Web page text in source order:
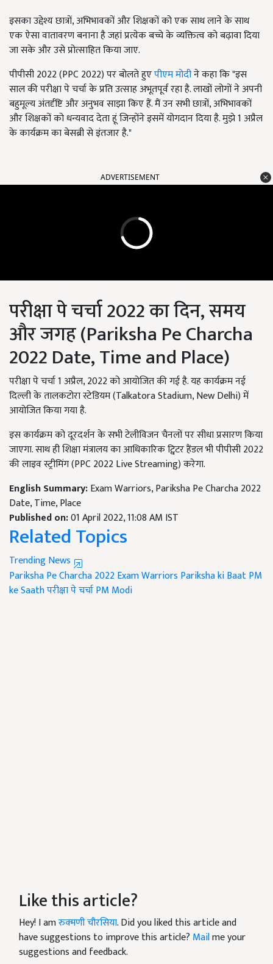
इसका उद्देश्य छात्रों, अभिभावकों और शिक्षकों को एक साथ लाने के साथ
एक ऐसा वातावरण बनाना है जहां प्रत्येक बच्चे के व्यक्तित्व को बढ़ावा दिया
जा सके और उसे प्रोत्साहित किया जाए.
पीपीसी 2022 (PPC 2022) पर बोलते हुएपीएम मोदीने कहा कि "इस
साल की परीक्षा पे चर्चा के प्रति उत्साह अभूतपूर्व रहा है. लाखों लोगों ने अपनी
बहुमूल्य अंतर्दृष्टि और अनुभव साझा किए हैं. मैं उन सभी छात्रों, अभिभावकों
और शिक्षकों को धन्यवाद देता हूं जिन्होंने इसमें योगदान दिया है. मुझे 1 अप्रैल
के कार्यक्रम का बेसब्री से इंतजार है."
ADVERTISEMENT
परीक्षा पे चर्चा 2022 का दिन, समय
और जगह (Pariksha Pe Charcha
2022 Date, Time and Place)
परीक्षा पे चर्चा 1 अप्रैल, 2022 को आयोजित की गई है. यह कार्यक्रम नई
दिल्ली के तालकटोरा स्टेडियम (Talkatora Stadium, New Delhi) में
आयोजित किया गया है.
इस कार्यक्रम को दूरदर्शन के सभी टेलीविजन चैनलों पर सीधा प्रसारण किया
जाएगा. साथ ही शिक्षा मंत्रालय का आधिकारिक ट्विटर हैंडल भी पीपीसी 2022
की लाइव स्ट्रीमिंग (PPC 2022 Live Streaming) करेगा.
English Summary:Exam Warriors, Pariksha Pe Charcha 2022
Date, Time, Place
Published on:01 April 2022, 11:08 AM IST
Related Topics
Trending News
Pariksha Pe Charcha 2022Exam Warriors Pariksha ki BaatPM
ke Saathपरीक्षा पे चर्चाPM Modi
Like this article?
Hey! I amरुक्मणी चौरसिया. Did you liked this article and
have suggestions to improve this article? Mailme your
suggestions and feedback.